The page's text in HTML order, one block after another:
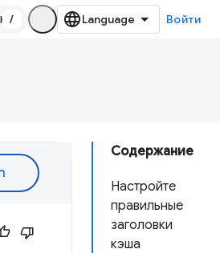
/ Войти
Содержание
Настройте
правильные
заголовки
кэша